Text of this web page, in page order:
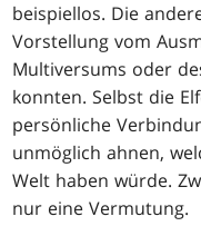
beispiellos. Die
Vorstellung vom
Multiversums oder
konnten. Selbst die
persönliche
unmöglich ahnen,
Welt haben würde.
nur eine Vermutung.